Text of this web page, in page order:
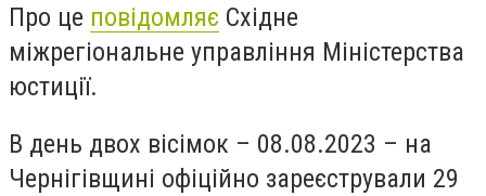
Про це повідомляє Східне
міжрегіональне управління Міністерства
юстиції.
В день двох вісімок ­– 08.08.2023 – на
Чернігівщині офіційно зареєстрували 29